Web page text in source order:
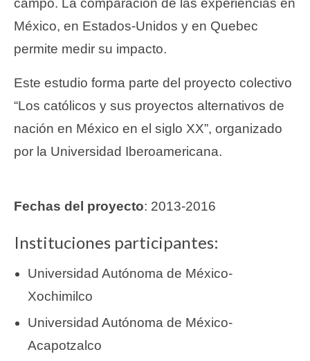
campo. La comparación de las experiencias en
México, en Estados-Unidos y en Quebec
permite medir su impacto.
Este estudio forma parte del proyecto colectivo
“Los católicos y sus proyectos alternativos de
nación en México en el siglo XX”, organizado
por la Universidad Iberoamericana.
Fechas del proyecto: 2013-2016
Instituciones participantes:
Universidad Autónoma de México-
Xochimilco
Universidad Autónoma de México-
Acapotzalco